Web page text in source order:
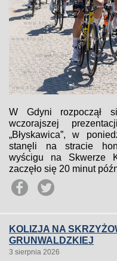
W Gdyni rozpoczął
wczorajszej
„Błyskawica”, w
stanęli na stracie
wyścigu na Skwerze
zaczęło się 20 minut
KOLIZJA NA
GRUNWALDZKIEJ
3 sierpnia 2026